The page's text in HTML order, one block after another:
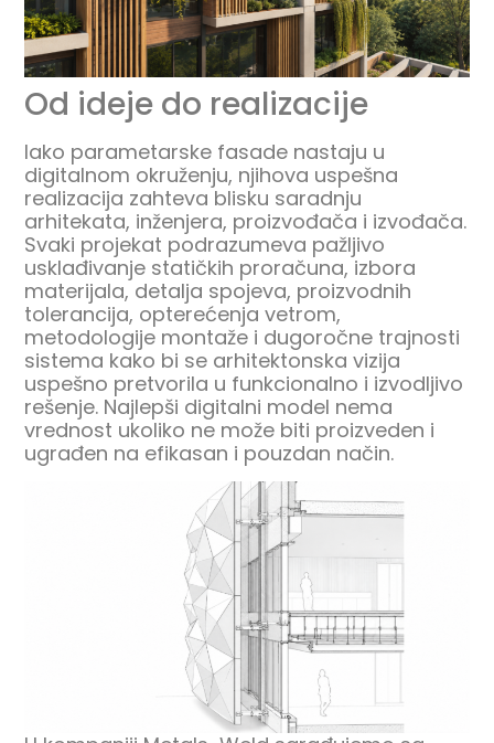
Od ideje do realizacije
Iako parametarske fasade nastaju u
digitalnom okruženju, njihova uspešna
realizacija zahteva blisku saradnju
arhitekata, inženjera, proizvođača i izvođača.
Svaki projekat podrazumeva pažljivo
usklađivanje statičkih proračuna, izbora
materijala, detalja spojeva, proizvodnih
tolerancija, opterećenja vetrom,
metodologije montaže i dugoročne trajnosti
sistema kako bi se arhitektonska vizija
uspešno pretvorila u funkcionalno i izvodljivo
rešenje. Najlepši digitalni model nema
vrednost ukoliko ne može biti proizveden i
ugrađen na efikasan i pouzdan način.